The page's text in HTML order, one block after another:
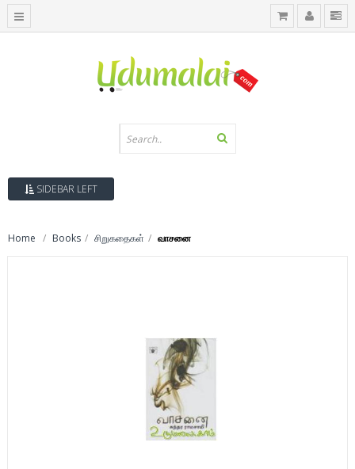
SIDEBAR LEFT
Home Books சிறுகதைகள் வாசனை